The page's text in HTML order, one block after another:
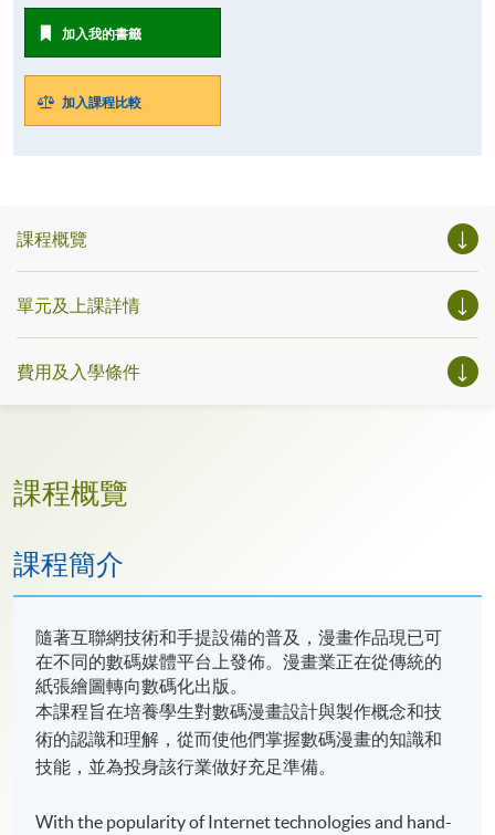
加入我的書籤
加入課程比較
課程概覽
單元及上課詳情
費用及入學條件
課程概覽
課程簡介
隨著互聯網技術和手提設備的普及，漫畫作品現已可
在不同的數碼媒體平台上發佈。漫畫業正在從傳統的
紙張繪圖轉向數碼化出版。
本課程旨在培養學生對數碼漫畫設計與製作概念和技
術的認識和理解，從而使他們掌握數碼漫畫的知識和
技能，並為投身該行業做好充足準備。
With the popularity of Internet technologies and hand-